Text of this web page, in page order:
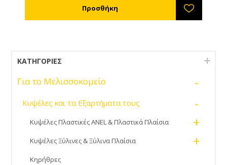
ΚΑΤΗΓΟΡΊΕΣ
Για το Μελισσοκομείο -
Κυψέλες και τα Εξαρτήματα τους -
Κυψέλες Πλαστικές ANEL & Πλαστικά Πλαίσια +
Κυψέλες Ξύλινες & Ξύλινα Πλαίσια +
Κηρήθρες